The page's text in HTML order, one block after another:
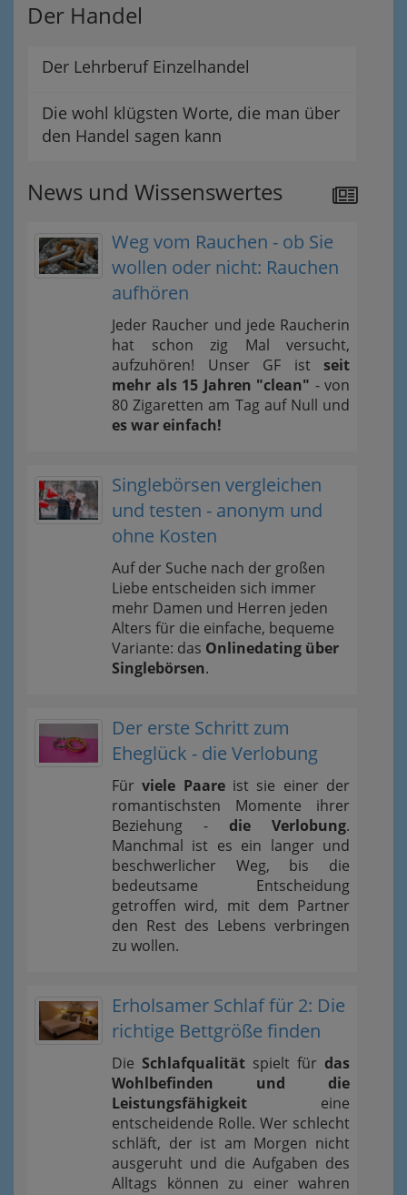
Der Handel
Der Lehrberuf Einzelhandel
Die wohl klügsten Worte, die man über
den Handel sagen kann
News und Wissenswertes
Weg vom Rauchen - ob Sie
wollen oder nicht: Rauchen
aufhören
Jeder Raucher und jede Raucherin
hat schon zig Mal versucht,
aufzuhören! Unser GF ist seit
mehr als 15 Jahren "clean" - von
80 Zigaretten am Tag auf Null und
es war einfach!
Singlebörsen vergleichen
und testen - anonym und
ohne Kosten
Auf der Suche nach der großen
Liebe entscheiden sich immer
mehr Damen und Herren jeden
Alters für die einfache, bequeme
Variante: das Onlinedating über
Singlebörsen.
Der erste Schritt zum
Eheglück - die Verlobung
Fürviele Paareist sie einer der
romantischsten Momente ihrer
Beziehung - die Verlobung.
Manchmal ist es ein langer und
beschwerlicher Weg, bis die
bedeutsame Entscheidung
getroffen wird, mit dem Partner
den Rest des Lebens verbringen
zu wollen.
Erholsamer Schlaf für 2: Die
richtige Bettgröße finden
Die Schlafqualität spielt für das
Wohlbefinden und die
Leistungsfähigkeit eine
entscheidende Rolle. Wer schlecht
schläft, der ist am Morgen nicht
ausgeruht und die Aufgaben des
Alltags können zu einer wahren